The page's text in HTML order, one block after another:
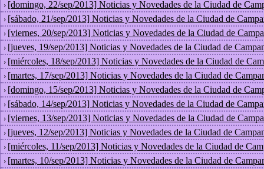
› [domingo, 22/sep/2013] Noticias y Novedades de la Ciudad de
› [sábado, 21/sep/2013] Noticias y Novedades de la Ciudad de
› [viernes, 20/sep/2013] Noticias y Novedades de la Ciudad de
› [jueves, 19/sep/2013] Noticias y Novedades de la Ciudad de
› [miércoles, 18/sep/2013] Noticias y Novedades de la Ciudad de
› [martes, 17/sep/2013] Noticias y Novedades de la Ciudad de
› [domingo, 15/sep/2013] Noticias y Novedades de la Ciudad de
› [sábado, 14/sep/2013] Noticias y Novedades de la Ciudad de
› [viernes, 13/sep/2013] Noticias y Novedades de la Ciudad de
› [jueves, 12/sep/2013] Noticias y Novedades de la Ciudad de
› [miércoles, 11/sep/2013] Noticias y Novedades de la Ciudad de
› [martes, 10/sep/2013] Noticias y Novedades de la Ciudad de